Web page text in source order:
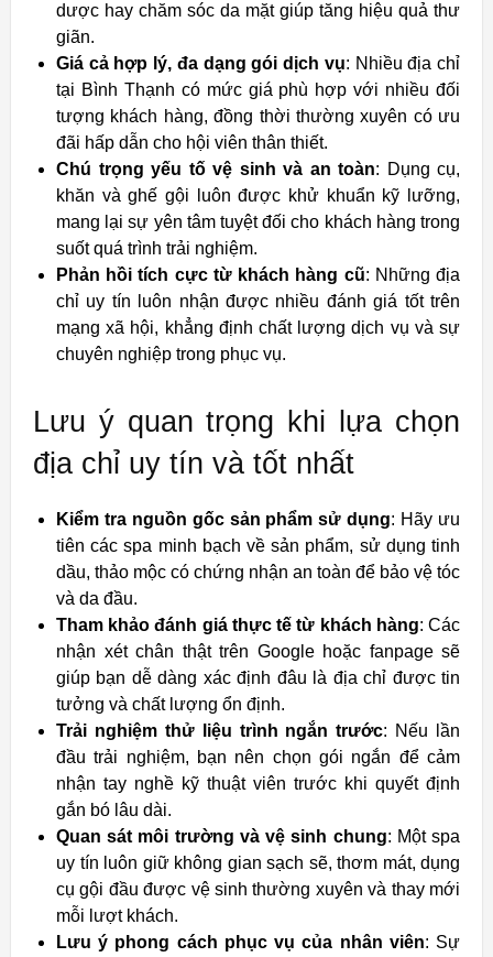
dược hay chăm sóc da mặt giúp tăng hiệu quả thư
giãn.
Giá cả hợp lý, đa dạng gói dịch vụ: Nhiều địa chỉ
tại Bình Thạnh có mức giá phù hợp với nhiều đối
tượng khách hàng, đồng thời thường xuyên có ưu
đãi hấp dẫn cho hội viên thân thiết.
Chú trọng yếu tố vệ sinh và an toàn: Dụng cụ,
khăn và ghế gội luôn được khử khuẩn kỹ lưỡng,
mang lại sự yên tâm tuyệt đối cho khách hàng trong
suốt quá trình trải nghiệm.
Phản hồi tích cực từ khách hàng cũ: Những địa
chỉ uy tín luôn nhận được nhiều đánh giá tốt trên
mạng xã hội, khẳng định chất lượng dịch vụ và sự
chuyên nghiệp trong phục vụ.
Lưu ý quan trọng khi lựa chọn
địa chỉ uy tín và tốt nhất
Kiểm tra nguồn gốc sản phẩm sử dụng: Hãy ưu
tiên các spa minh bạch về sản phẩm, sử dụng tinh
dầu, thảo mộc có chứng nhận an toàn để bảo vệ tóc
và da đầu.
Tham khảo đánh giá thực tế từ khách hàng: Các
nhận xét chân thật trên Google hoặc fanpage sẽ
giúp bạn dễ dàng xác định đâu là địa chỉ được tin
tưởng và chất lượng ổn định.
Trải nghiệm thử liệu trình ngắn trước: Nếu lần
đầu trải nghiệm, bạn nên chọn gói ngắn để cảm
nhận tay nghề kỹ thuật viên trước khi quyết định
gắn bó lâu dài.
Quan sát môi trường và vệ sinh chung: Một spa
uy tín luôn giữ không gian sạch sẽ, thơm mát, dụng
cụ gội đầu được vệ sinh thường xuyên và thay mới
mỗi lượt khách.
Lưu ý phong cách phục vụ của nhân viên: Sự